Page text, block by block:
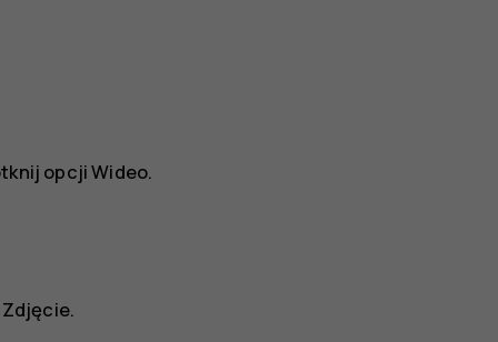
opcjiWideo.
Zdjęcie.